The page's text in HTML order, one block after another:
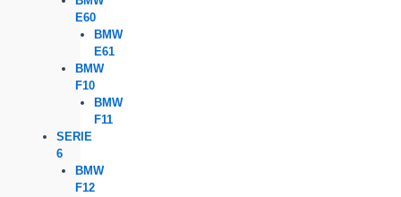
E60
BMW
E61
BMW
F10
BMW
F11
SERIE
6
BMW
F12